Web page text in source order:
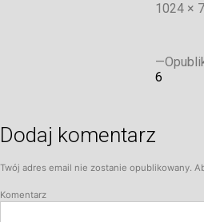
1024 ×
6
Dodaj komentarz
Twój adres email nie zostanie opublikowany.
Komentarz